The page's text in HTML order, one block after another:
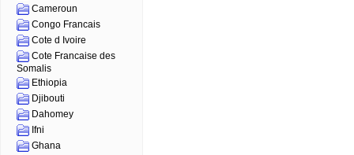
Cameroun
Congo Francais
Cote d Ivoire
Cote Francaise des
Somalis
Ethiopia
Djibouti
Dahomey
Ifni
Ghana